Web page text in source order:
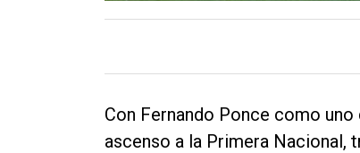
Con Fernando Ponce como
ascenso a la Primera Nacional,